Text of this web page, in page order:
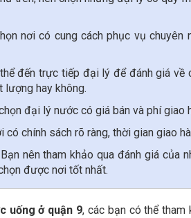
nơi có cung cách phục vụ
đến trực tiếp đại lý để đánh giá
lượng hay không.
đại lý nước có giá bán và phí giao
có chính sách rõ ràng, thời gian giao
nên tham khảo qua đánh giá của
được nơi tốt nhất.
uống ở quận 9, các bạn có thể tham